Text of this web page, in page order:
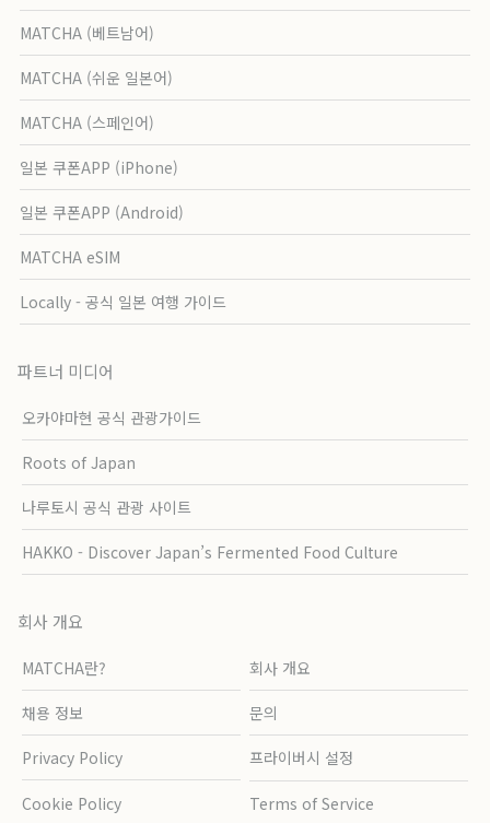
MATCHA (베트남어)
MATCHA (쉬운 일본어)
MATCHA (스페인어)
일본 쿠폰APP (iPhone)
일본 쿠폰APP (Android)
MATCHA eSIM
Locally - 공식 일본 여행 가이드
파트너 미디어
오카야마현 공식 관광가이드
Roots of Japan
나루토시 공식 관광 사이트
HAKKO - Discover Japan’s Fermented Food Culture
회사 개요
MATCHA란? 회사 개요
채용 정보 문의
Privacy Policy 프라이버시 설정
Cookie Policy Terms of Service